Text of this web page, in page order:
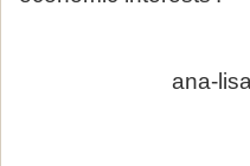
ana-